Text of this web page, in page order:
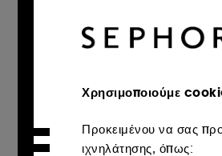
Χρησιμοποιούμε
Προκειμένου να σας
ιχνηλάτησης, όπως: